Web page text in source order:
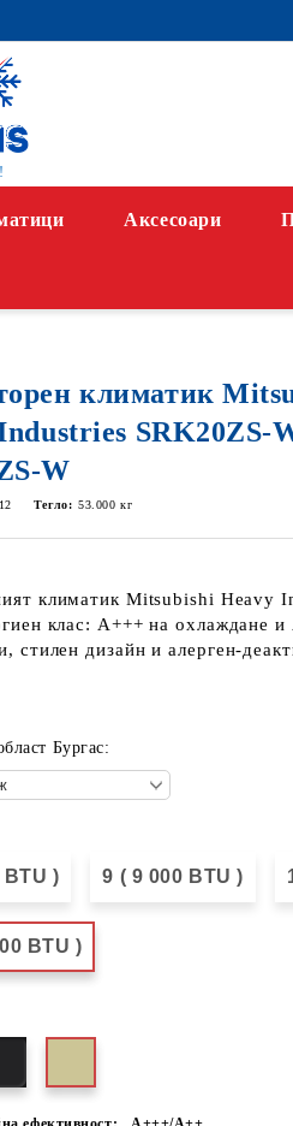
Аксесоари
климатик
SRK20ZS-
W
Тегло: 53.000 кг
климатик Mitsubishi Heavy
клас: А+++ на охлаждане
стилен дизайн и алерген-
Бургас:
BTU ) 9 ( 9 000 BTU )
BTU )